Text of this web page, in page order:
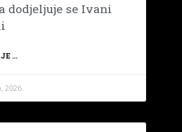
dodjeljuje se Ivani
...
2026.